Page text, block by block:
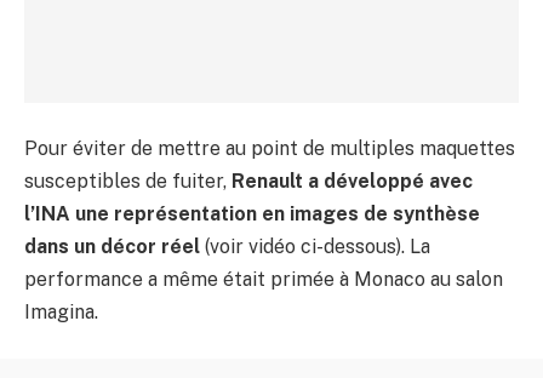
Pour éviter de mettre au point de multiples maquettes
susceptibles de fuiter, Renault a développé avec
l’INA une représentation en images de synthèse
dans un décor réel (voir vidéo ci-dessous). La
performance a même était primée à Monaco au salon
Imagina.